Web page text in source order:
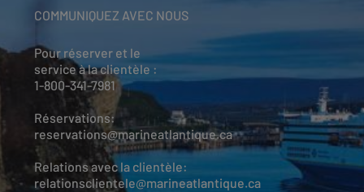
COMMUNIQUEZ AVEC NOUS
Pour réserver et le
service à la clientèle :
1-800-341-7981
Réservations:
reservations@marineatlantique.ca
Relations avec la clientèle:
relationsclientele@marineatlantique.ca